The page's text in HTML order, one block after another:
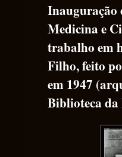
Inauguração
Medicina e
trabalho em
Filho, feito
em 1947
Biblioteca